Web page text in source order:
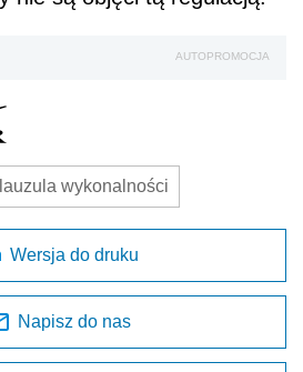
AUTOPROMOCJA
wykonalności
Wersja do druku
Napisz do nas